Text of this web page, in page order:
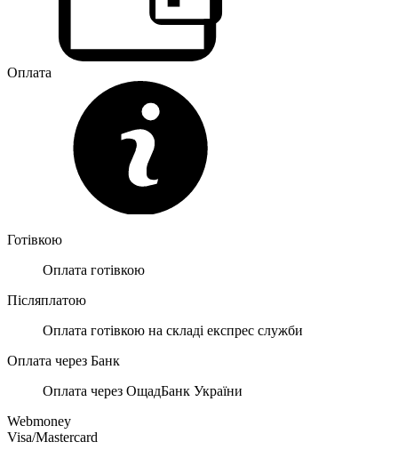
Оплата
Готівкою
Оплата готівкою
Післяплатою
Оплата готівкою на складі експрес служби
Оплата через Банк
Оплата через ОщадБанк України
Webmoney
Visa/Mastercard